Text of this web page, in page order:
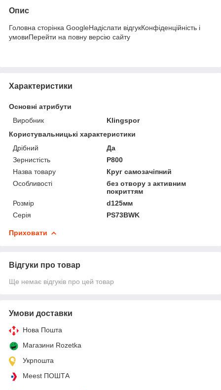
Опис
Головна сторінка GoogleНадіслати відгукКонфіденційність і
умовиПерейти на повну версію сайту
Характеристики
Основні атрибути
Виробник
Klingspor
Користувальницькі характеристики
Дрібний
Да
Зернистість
P800
Назва товару
Круг самозачіпний
Особливості
без отвору з активним
покриттям
Розмір
d125мм
Серія
PS73BWK
Приховати
Відгуки про товар
Ще немає відгуків про цей товар
Умови доставки
Нова Пошта
Магазини Rozetka
Укрпошта
Meest ПОШТА